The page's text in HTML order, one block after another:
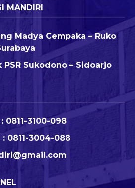
MANDIRI
Madya Cempaka – Ruko
Sukodono – Sidoarjo
0811-3100-098
: 0811-3004-088